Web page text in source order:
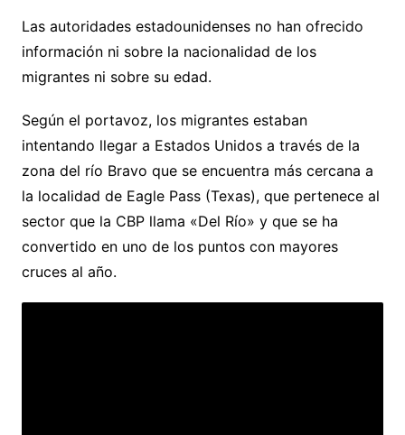
Las autoridades estadounidenses no han ofrecido
información ni sobre la nacionalidad de los
migrantes ni sobre su edad.
Según el portavoz, los migrantes estaban
intentando llegar a Estados Unidos a través de la
zona del río Bravo que se encuentra más cercana a
la localidad de Eagle Pass (Texas), que pertenece al
sector que la CBP llama «Del Río» y que se ha
convertido en uno de los puntos con mayores
cruces al año.